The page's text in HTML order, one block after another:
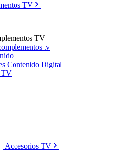
TV
TV
tv
Contenido Digital
TV
Accesorios TV